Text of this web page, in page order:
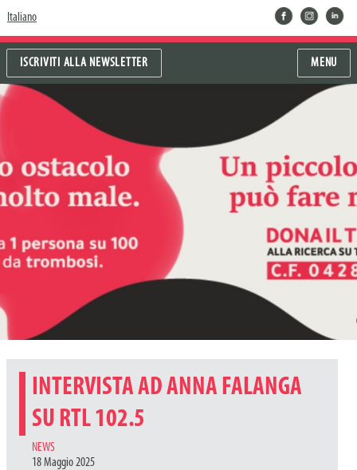
Italiano facebookinstragram
linkedin
ISCRIVITI ALLA NEWSLETTER MENU
INTERVISTA AD ANNA FALANGA
SU RTL 102.5
CATEGORIES
NEWS
18 Maggio 2025